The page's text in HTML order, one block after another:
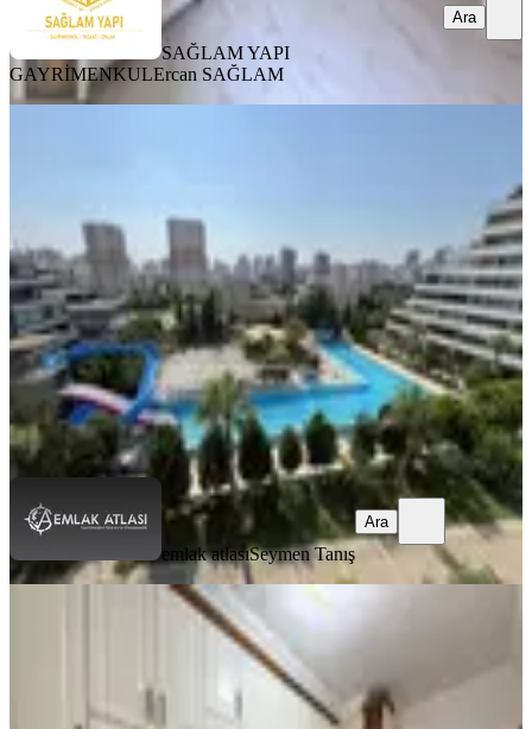
SAĞLAM YAPI
GAYRİMENKULErcan SAĞLAM
Ara
Seyhan, Gürselpaşa Mahallesi
4+1·180 m²·4. Kat ·05.08.2026
44.500 ₺
emlak atlasıSeymen Tanış
Ara
emlak atlasıSeymen Tanış
Ara
Reşatbey Mah-atatürk Parkına
Yakın-ismet İnönü Okulu Karşısı-2+1
Kiralık Daire
Seyhan, Reşatbey Mahallesi